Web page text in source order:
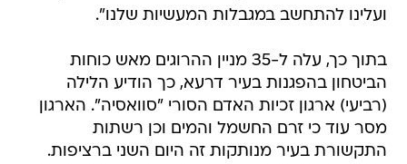
ועלינו להתחשב במגבלות המעשיות שלנו".
בתוך כך, עלה ל-35 מניין ההרוגים מאש כוחות
הביטחון בהפגנות בעיר דרעא, כך הודיע הלילה
(רביעי) ארגון זכיות האדם הסורי "סוואסיה". הארגון
מסר עוד כי זרם החשמל והמים וכן רשתות
התקשורת בעיר מנותקות זה היום השני ברציפות.